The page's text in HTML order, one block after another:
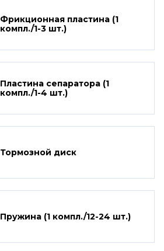
Фрикционная пластина (1
компл./1-3 шт.)
Пластина сепаратора (1
компл./1-4 шт.)
Тормозной диск
Пружина (1 компл./12-24 шт.)